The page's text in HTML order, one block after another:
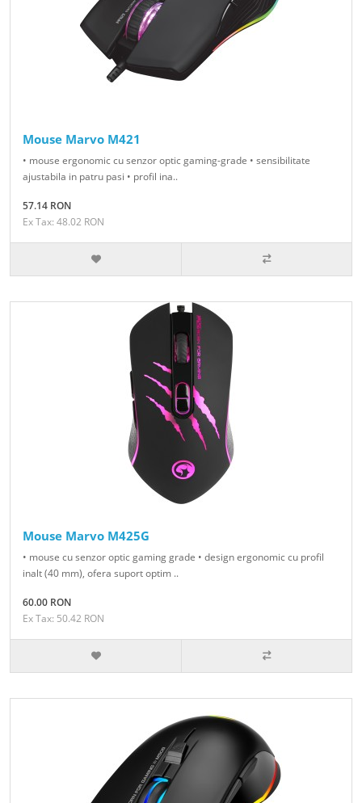
Mouse Marvo M421
• mouse ergonomic cu senzor optic gaming-grade • sensibilitate
ajustabila in patru pasi • profil ina..
57.14 RON
Ex Tax: 48.02 RON
Mouse Marvo M425G
• mouse cu senzor optic gaming grade • design ergonomic cu profil
inalt (40 mm), ofera suport optim ..
60.00 RON
Ex Tax: 50.42 RON